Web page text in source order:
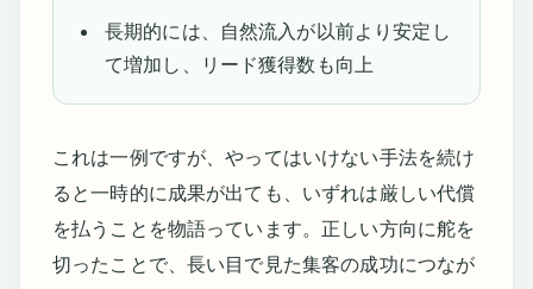
長期的には、自然流入が以前より安定し
て増加し、リード獲得数も向上
これは一例ですが、やってはいけない手法を続け
ると一時的に成果が出ても、いずれは厳しい代償
を払うことを物語っています。正しい方向に舵を
切ったことで、長い目で見た集客の成功につなが